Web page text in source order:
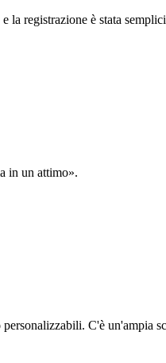
registrazione è stata
in un attimo».
C'è un'ampia